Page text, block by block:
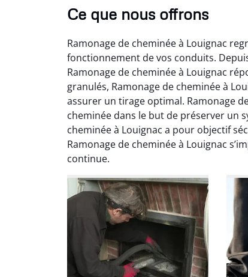
Ce que nous offrons
Ramonage de cheminée à Louignac
fonctionnement de vos conduits.
Ramonage de cheminée à Louignac
granulés, Ramonage de cheminée à
assurer un tirage optimal. Ramonage
cheminée dans le but de préserver un
cheminée à Louignac a pour objectif
Ramonage de cheminée à Louignac
continue.